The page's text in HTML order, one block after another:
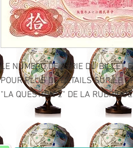
LE NUMERO DE SERIE DU BILLET
POUR PLUS DE DETAILS SUR LE
"LA QUESTION 2" DE LA RUBRIQUE